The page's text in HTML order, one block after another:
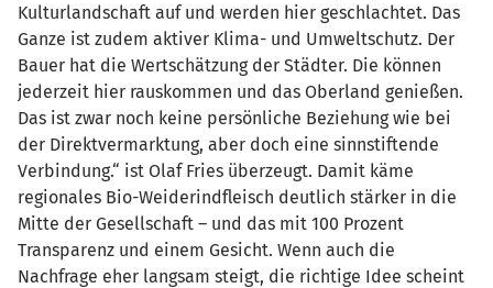
Kulturlandschaft auf und werden hier geschlachtet. Das
Ganze ist zudem aktiver Klima- und Umweltschutz. Der
Bauer hat die Wertschätzung der Städter. Die können
jederzeit hier rauskommen und das Oberland genießen.
Das ist zwar noch keine persönliche Beziehung wie bei
der Direktvermarktung, aber doch eine sinnstiftende
Verbindung.“ ist Olaf Fries überzeugt. Damit käme
regionales Bio-Weiderindfleisch deutlich stärker in die
Mitte der Gesellschaft – und das mit 100 Prozent
Transparenz und einem Gesicht. Wenn auch die
Nachfrage eher langsam steigt, die richtige Idee scheint